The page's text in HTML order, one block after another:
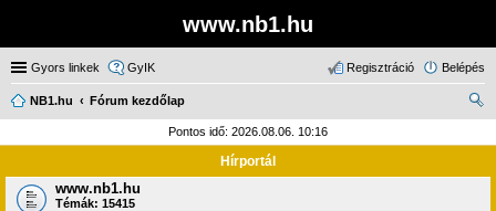
www.nb1.hu
Gyors linkek GyIK Belépés
Regisztráció
NB1.hu
Fórum kezdőlap
s
Pontos idő: 2026.08.06. 10:16
Hírportál
www.nb1.hu
Témák: 15415